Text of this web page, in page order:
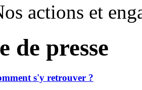
actions et
de presse
s'y retrouver ?